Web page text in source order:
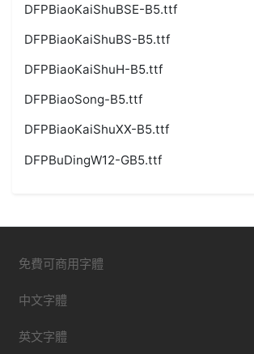
DFPBiaoKaiShuBSE-B5.ttf
DFPBiaoKaiShuBS-B5.ttf
DFPBiaoKaiShuH-B5.ttf
DFPBiaoSong-B5.ttf
DFPBiaoKaiShuXX-B5.ttf
DFPBuDingW12-GB5.ttf
免費可商用字體
中文字體
英文字體